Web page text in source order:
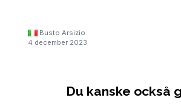
Busto Arsizio
4 december 2023
Du kanske också